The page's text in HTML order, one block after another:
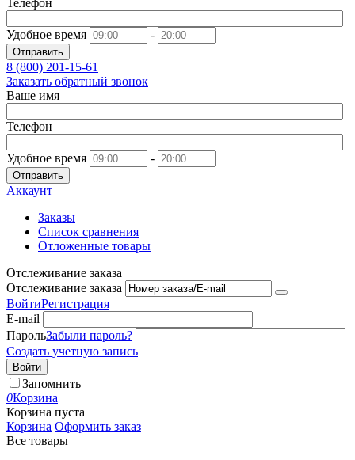
Телефон
Удобное время -
Отправить
8 (800) 201-15-61
Заказать обратный звонок
Ваше имя
Телефон
Удобное время -
Отправить
Аккаунт
Заказы
Список сравнения
Отложенные товары
Отслеживание заказа
Отслеживание заказа
ВойтиРегистрация
E-mail
ПарольЗабыли пароль?
Создать учетную запись
Войти
Запомнить
0Корзина
Корзина пуста
Корзина Оформить заказ
Все товары